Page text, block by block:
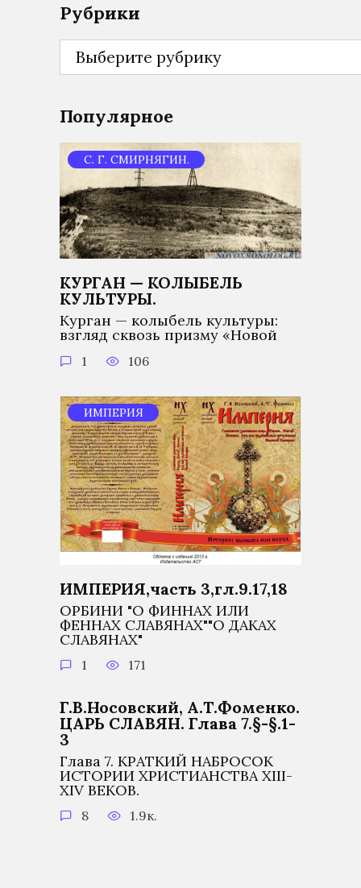
Рубрики
Рубрики
Популярное
С. Г. СМИРНЯГИН.
КУРГАН — КОЛЫБЕЛЬ
КУЛЬТУРЫ.
Курган — колыбель культуры:
взгляд сквозь призму «Новой
1 106
ИМПЕРИЯ
ИМПЕРИЯ,часть 3,гл.9.17,18
ОРБИНИ "О ФИННАХ ИЛИ
ФЕННАХ СЛАВЯНАХ""О ДАКАХ
СЛАВЯНАХ"
1 171
Г.В.Носовский, А.Т.Фоменко.
ЦАРЬ СЛАВЯН. Глава 7.§-§.1-
3
Глава 7. КРАТКИЙ НАБРОСОК
ИСТОРИИ ХРИСТИАНСТВА XIII-
XIV ВЕКОВ.
8 1.9к.